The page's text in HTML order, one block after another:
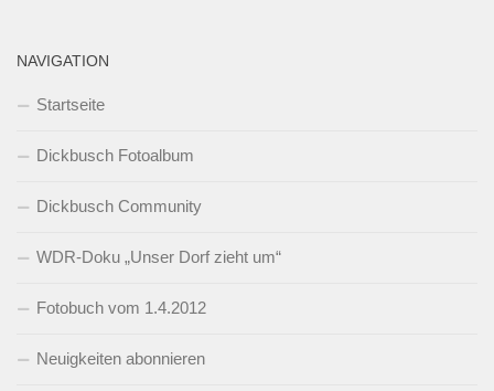
NAVIGATION
Startseite
Dickbusch Fotoalbum
Dickbusch Community
WDR-Doku „Unser Dorf zieht um“
Fotobuch vom 1.4.2012
Neuigkeiten abonnieren